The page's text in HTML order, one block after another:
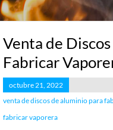
Venta de
Fabricar
octubre 21, 2022
venta de discos de aluminio para
fabricar vaporera